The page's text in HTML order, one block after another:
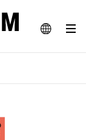
JA
WEBマガジン